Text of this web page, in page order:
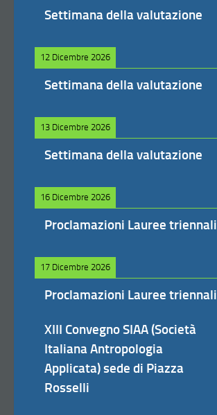
Settimana della valutazione
12 Dicembre 2026
Settimana della valutazione
13 Dicembre 2026
Settimana della valutazione
16 Dicembre 2026
Proclamazioni Lauree triennali
17 Dicembre 2026
Proclamazioni Lauree triennali
XIII Convegno SIAA (Società
Italiana Antropologia
Applicata) sede di Piazza
Rosselli